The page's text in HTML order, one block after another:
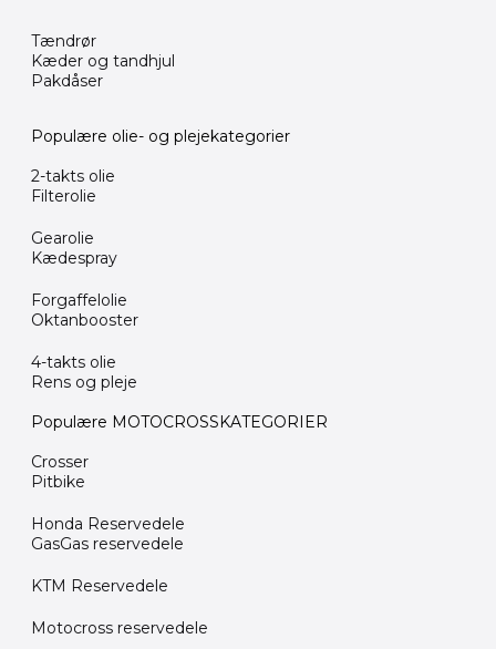
Tændrør
Kæder og tandhjul
Pakdåser
Populære olie- og plejekategorier
2-takts olie
Filterolie
Gearolie
Kædespray
Forgaffelolie
Oktanbooster
4-takts olie
Rens og pleje
Populære MOTOCROSSKATEGORIER
Crosser
Pitbike
Honda Reservedele
GasGas reservedele
KTM Reservedele
Motocross reservedele